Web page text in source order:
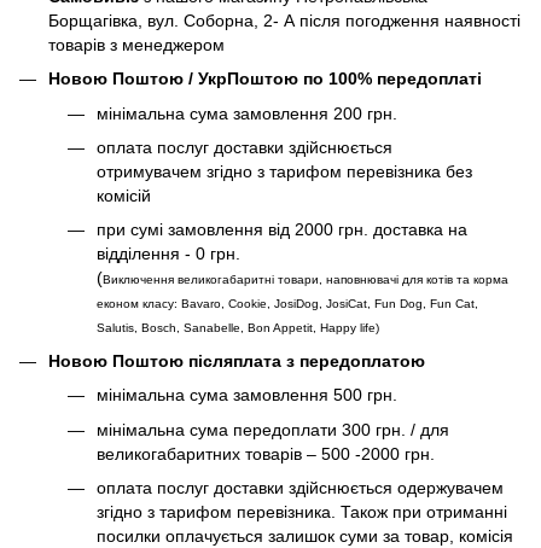
Борщагівка, вул. Соборна, 2- А після погодження наявності
товарів з менеджером
Новою Поштою / УкрПоштою по 100% передоплаті
мінімальна сума замовлення 200 грн.
оплата послуг доставки здійснюється
отримувачем згідно з тарифом перевізника без
комісій
при сумі замовлення від 2000 грн. доставка на
відділення - 0 грн.
(Виключення великогабаритні товари, наповнювачі для котів та корма
економ класу: Bavaro, Cookie, JosiDog, JosiCat, Fun Dog, Fun Cat,
Salutis, Bosch, Sanabelle, Bon Appetit, Happy life)
Новою Поштою післяплата з передоплатою
мінімальна сума замовлення 500 грн.
мінімальна сума передоплати 300 грн. / для
великогабаритних товарів – 500 -2000 грн.
оплата послуг доставки здійснюється одержувачем
згідно з тарифом перевізника. Також при отриманні
посилки оплачується залишок суми за товар, комісія